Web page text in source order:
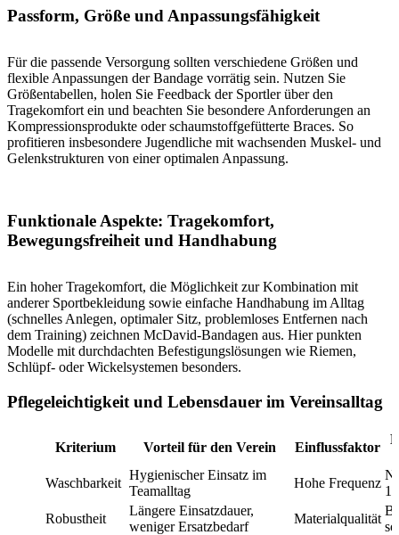
Passform, Größe und Anpassungsfähigkeit
Für die passende Versorgung sollten verschiedene Größen und
flexible Anpassungen der Bandage vorrätig sein. Nutzen Sie
Größentabellen, holen Sie Feedback der Sportler über den
Tragekomfort ein und beachten Sie besondere Anforderungen an
Kompressionsprodukte oder schaumstoffgefütterte Braces. So
profitieren insbesondere Jugendliche mit wachsenden Muskel- und
Gelenkstrukturen von einer optimalen Anpassung.
Funktionale Aspekte: Tragekomfort,
Bewegungsfreiheit und Handhabung
Ein hoher Tragekomfort, die Möglichkeit zur Kombi­nation mit
anderer Sportbekleidung sowie einfache Handhabung im Alltag
(schnelles Anlegen, optimaler Sitz, problemloses Entfernen nach
dem Training) zeichnen McDavid-Bandagen aus. Hier punkten
Modelle mit durchdachten Befestigungslösungen wie Riemen,
Schlüpf- oder Wickelsystemen besonders.
Pflegeleichtigkeit und Lebensdauer im Vereinsalltag
Kriterium Vorteil für den Verein Einflussfaktor
Waschbarkeit
Hygienischer Einsatz im
Teamalltag
Hohe Frequenz
Robustheit
Längere Einsatzdauer,
weniger Ersatzbedarf
Materialqualität